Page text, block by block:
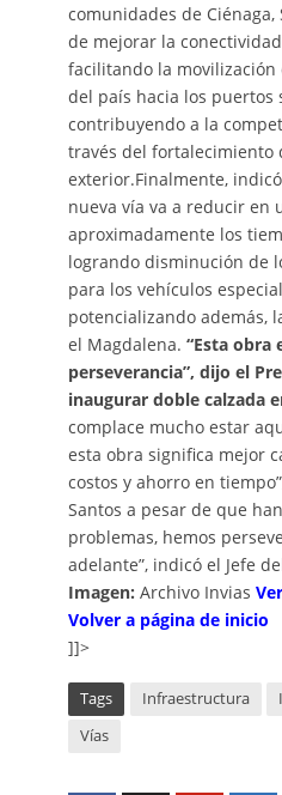
comunidades de Ciénaga,
de mejorar la
facilitando la movilización
del país hacia los puertos
contribuyendo a la
través del fortalecimiento
exterior.Finalmente,
nueva vía va a reducir en
aproximadamente los
logrando disminución de
para los vehículos
potencializando además,
el Magdalena. “Esta obra
perseverancia”, dijo el
inaugurar doble calzada
complace mucho estar
esta obra significa mejor
costos y ahorro en
Santos a pesar de que
problemas, hemos
adelante”, indicó el Jefe
Imagen: Archivo Invias
Volver a página de inicio
]]>
Tags Infraestructura
Vías